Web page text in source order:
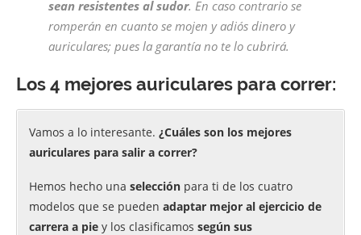
sean resistentes al sudor. En caso contrario se
romperán en cuanto se mojen y adiós dinero y
auriculares; pues la garantía no te lo cubrirá.
Los 4 mejores auriculares para correr:
Vamos a lo interesante. ¿Cuáles son los mejores
auriculares para salir a correr?
Hemos hecho una selección para ti de los cuatro
modelos que se pueden adaptar mejor al ejercicio de
carrera a pie y los clasificamos según sus